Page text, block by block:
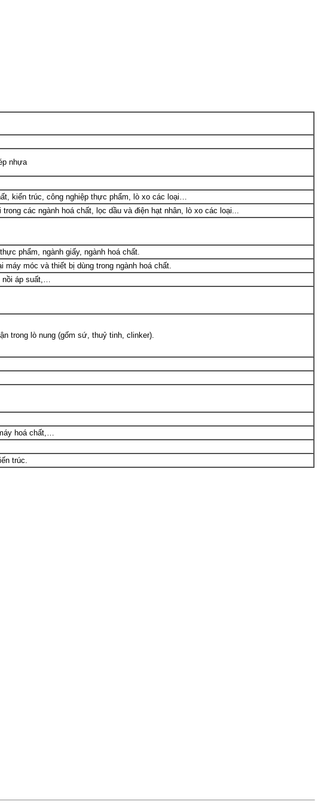
nhựa
kiến trúc, công nghiệp thực phẩm, lò xo các loại…
các ngành hoá chất, lọc dầu và điện hạt nhân, lò xo các loại...
phẩm, ngành giấy, ngành hoá chất.
móc và thiết bị dùng trong ngành hoá chất.
áp suất,…
trong lò nung (gốm sứ, thuỷ tinh, clinker).
hoá chất,…
trúc.